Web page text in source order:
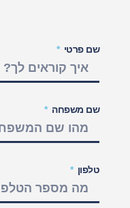
שם פרטי
שם משפחה
טלפון